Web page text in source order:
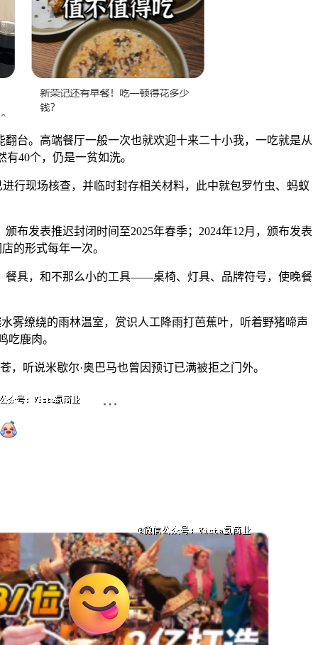
。高端餐厅一般一次也就欢迎十来二十小我，一吃就是从
40个，仍是一贫如洗。
现场核查，并临时封存相关材料，此中就包罗竹虫、蚂蚁
发表推迟封闭时间至2025年春季；2024年12月，颁布发表
的形式每年一次。
具，和不那么小的工具——桌椅、灯具、品牌符号，使晚餐
缭绕的雨林温室，赏识人工降雨打芭蕉叶，听着野猪啼声
吃鹿肉。
听说米歇尔·奥巴马也曾因预订已满被拒之门外。